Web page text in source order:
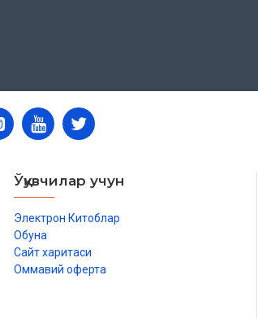
Ўқувчилар учун
Электрон Китоблар
Обуна
Сайт харитаси
Оммавий оферта